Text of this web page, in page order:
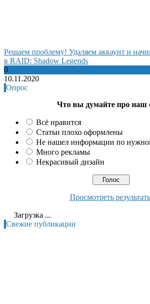
Решаем проблему! Удаляем аккаунт и
в RAID: Shadow Legends
0
10.11.2020
Опрос
Что вы думайте про наш
Всё нравится
Статьи плохо оформлены
Не нашел информации по
Много рекламы
Некрасивый дизайн
Просмотреть
Загрузка ...
Свежие публикации